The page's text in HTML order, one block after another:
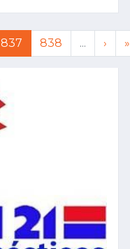
837 838 ... › »